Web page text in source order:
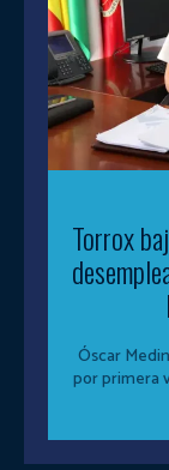
Torrox
Óscar
por primera